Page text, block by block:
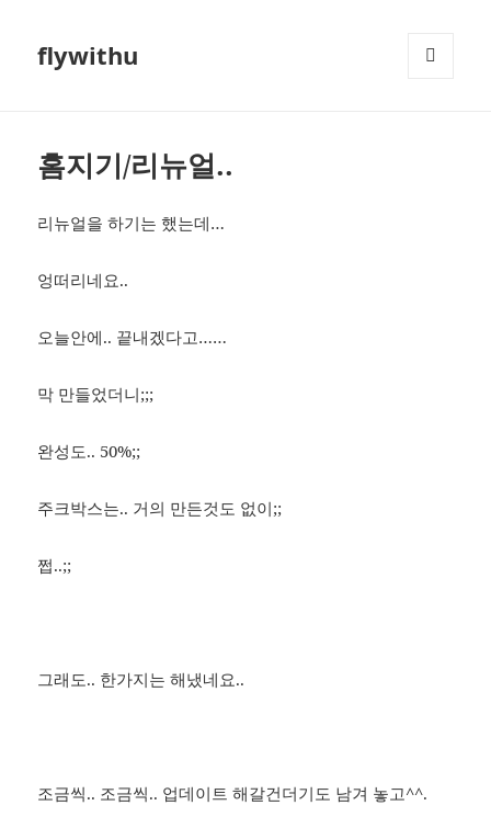
flywithu
홈지기/리뉴얼..
리뉴얼을 하기는 했는데…
엉떠리네요..
오늘안에.. 끝내겠다고……
막 만들었더니;;;
완성도.. 50%;;
주크박스는.. 거의 만든것도 없이;;
쩝..;;
그래도.. 한가지는 해냈네요..
조금씩.. 조금씩.. 업데이트 해갈건더기도 남겨 놓고^^.